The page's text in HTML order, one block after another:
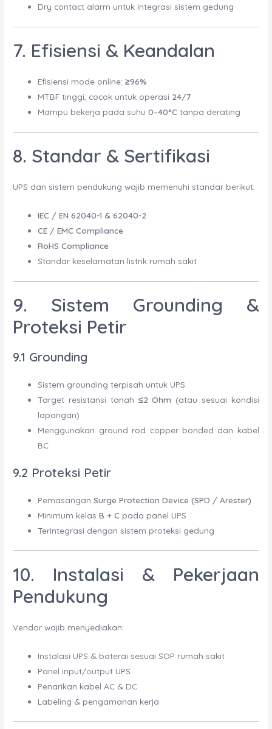
Dry contact alarm untuk integrasi sistem gedung
7. Efisiensi & Keandalan
Efisiensi mode online:≥96%
MTBF tinggi, cocok untuk operasi 24/7
Mampu bekerja pada suhu0–40°C tanpa derating
8. Standar & Sertifikasi
UPS dan sistem pendukung wajib memenuhi standar berikut:
IEC / EN 62040-1 & 62040-2
CE / EMC Compliance
RoHS Compliance
Standar keselamatan listrik rumah sakit
9. Sistem Grounding &
Proteksi Petir
9.1 Grounding
Sistem grounding terpisah untuk UPS
Target resistansi tanah ≤2 Ohm (atau sesuai kondisi
lapangan)
Menggunakan ground rod copper bonded dan kabel
BC
9.2 Proteksi Petir
PemasanganSurge Protection Device (SPD / Arester)
Minimum kelasB + C pada panel UPS
Terintegrasi dengan sistem proteksi gedung
10. Instalasi & Pekerjaan
Pendukung
Vendor wajib menyediakan:
Instalasi UPS & baterai sesuai SOP rumah sakit
Panel input/output UPS
Penarikan kabel AC & DC
Labeling & pengamanan kerja